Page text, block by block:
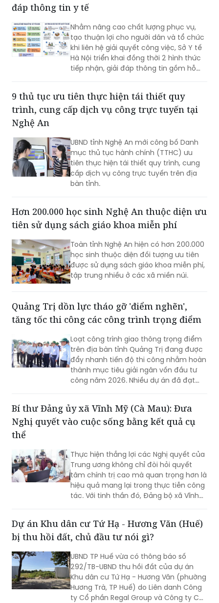
đáp thông tin y tế
Nhằm nâng cao chất lượng phục vụ,
tạo thuận lợi cho người dân và tổ chức
khi liên hệ giải quyết công việc, Sở Y tế
Hà Nội triển khai đồng thời 2 hình thức
tiếp nhận, giải đáp thông tin gồm hỗ
9 thủ tục ưu tiên thực hiện tái thiết quy
trình, cung cấp dịch vụ công trực tuyến tại
Nghệ An
UBND tỉnh Nghệ An mới công bố Danh
mục thủ tục hành chính (TTHC) ưu
tiên thực hiện tái thiết quy trình, cung
cấp dịch vụ công trực tuyến trên địa
bàn tỉnh.
Hơn 200.000 học sinh Nghệ An thuộc diện ưu
tiên sử dụng sách giáo khoa miễn phí
Toàn tỉnh Nghệ An hiện có hơn 200.000
học sinh thuộc diện đối tượng ưu tiên
được sử dụng sách giáo khoa miễn phí,
tập trung nhiều ở các xã miền núi.
Quảng Trị dồn lực tháo gỡ 'điểm nghẽn',
tăng tốc thi công các công trình trọng điểm
Loạt công trình giao thông trọng điểm
trên địa bàn tỉnh Quảng Trị đang được
đẩy nhanh tiến độ thi công nhằm hoàn
thành mục tiêu giải ngân vốn đầu tư
công năm 2026. Nhiều dự án đã đạt
giải phóng mặt bằng vẫn là "nút thắt"
cần sớm tháo gỡ để bảo đảm tiến độ
Bí thư Đảng ủy xã Vĩnh Mỹ (Cà Mau): Đưa
Nghị quyết vào cuộc sống bằng kết quả cụ
thể
Thực hiện thắng lợi các Nghị quyết của
Trung ương không chỉ đòi hỏi quyết
tâm chính trị cao mà quan trọng hơn là
hiệu quả mang lại trong thực tiễn công
tác. Với tinh thần đó, Đảng bộ xã Vĩnh
đội ngũ cán bộ đủ phẩm chất, năng
lực, trách nhiệm, đưa các chủ trương
chuyển biến rõ nét trong phát triển kinh
tế - xã hội và nâng cao đời sống Nhân
dân.
Dự án Khu dân cư Tứ Hạ - Hương Văn (Huế)
bị thu hồi đất, chủ đầu tư nói gì?
UBND TP Huế vừa có thông báo số
292/TB-UBND thu hồi đất của dự án
Khu dân cư Tứ Hạ - Hương Văn (phường
Hương Trà, TP Huế) do Liên danh Công
ty Cổ phần Regal Group và Công ty Cổ